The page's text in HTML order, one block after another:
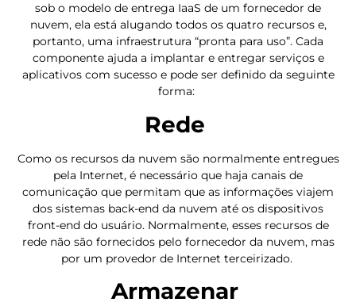
sob o modelo de entrega IaaS de um fornecedor de
nuvem, ela está alugando todos os quatro recursos e,
portanto, uma infraestrutura “pronta para uso”. Cada
componente ajuda a implantar e entregar serviços e
aplicativos com sucesso e pode ser definido da seguinte
forma:
Rede
Como os recursos da nuvem são normalmente entregues
pela Internet, é necessário que haja canais de
comunicação que permitam que as informações viajem
dos sistemas back-end da nuvem até os dispositivos
front-end do usuário. Normalmente, esses recursos de
rede não são fornecidos pelo fornecedor da nuvem, mas
por um provedor de Internet terceirizado.
Armazenar